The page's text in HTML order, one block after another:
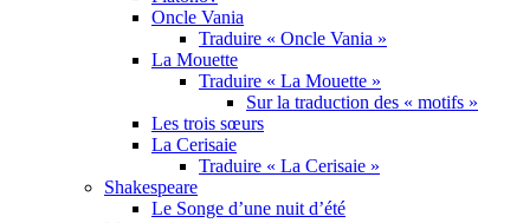
Oncle Vania
Traduire « Oncle Vania »
La Mouette
Traduire « La Mouette »
Sur la traduction des « motifs »
Les trois sœurs
La Cerisaie
Traduire « La Cerisaie »
Shakespeare
Le Songe d’une nuit d’été